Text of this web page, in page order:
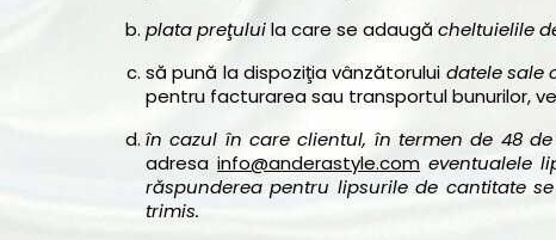
plata preţuluila care se adaugă cheltuielile
să pună la dispoziţia vânzătorului datele sale
pentru facturarea sau transportul bunurilor,
în cazul în care clientul, în termen de 48
adresainfo@anderastyle.com eventualele
răspunderea pentru lipsurile de cantitate
trimis.